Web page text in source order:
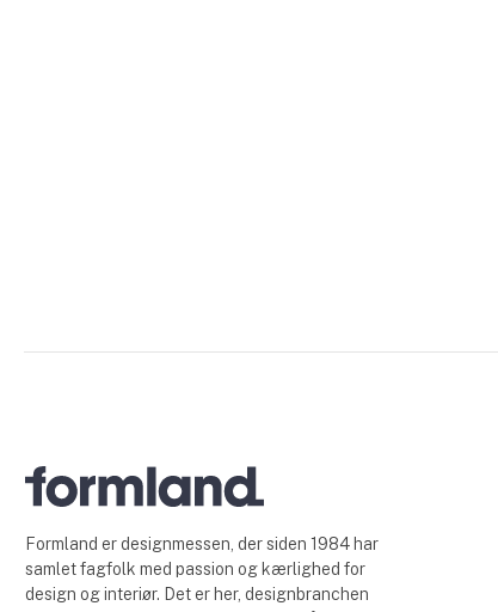
Formland er designmessen, der siden 1984 har
samlet fagfolk med passion og kærlighed for
design og interiør. Det er her, designbranchen